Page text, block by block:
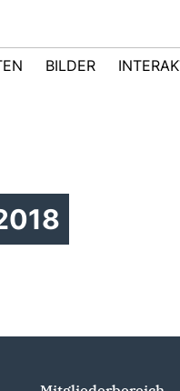
BILDER